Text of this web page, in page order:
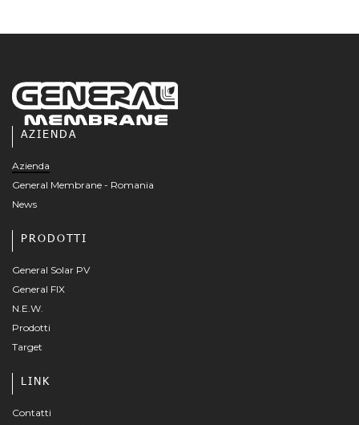
AZIENDA
Azienda
General Membrane - Romania
News
PRODOTTI
General Solar PV
General FIX
N.E.W.
Prodotti
Target
LINK
Contatti